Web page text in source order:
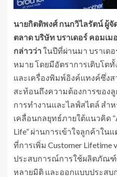
นายกิตติพงศ์ กนกวิไลรัตน์ ผู้
ตลาด บริษัท บราเดอร์ คอมเม
กล่าวว่า ในปีที่ผ่านมา บราเดอ
หมาย โดยมีอัตราการเติบโต
และเครื่องพิมพ์อิงค์แทงค์ซึ่ง
สะท้อนถึงความต้องการของ
การทำงานและไลฟ์สไตล์ สำ
เคลื่อนกลยุทธ์ภายใต้แนวคิด
Life” ผ่านการเข้าใจลูกค้าใ
ที่การเพิ่ม Customer Lifetime
ประสบการณ์การใช้ผลิตภัณฑ์
หลายมิติ และออกแบบประส